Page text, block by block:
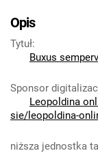
Opis
Tytuł:
Buxus
Sponsor
Leopoldina
sie/leopoldina-
niższa jednostka